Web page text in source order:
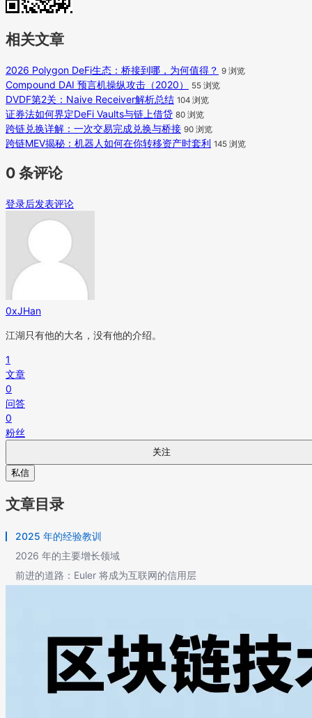
相关文章
2026 Polygon DeFi生态：桥接到哪，为何值得？ 9 浏览
Compound DAI 预言机操纵攻击（2020） 55 浏览
DVDF第2关：Naive Receiver解析总结 104 浏览
证券法如何界定DeFi Vaults与链上借贷 80 浏览
跨链兑换详解：一次交易完成兑换与桥接 90 浏览
跨链MEV揭秘：机器人如何在你转移资产时套利 145 浏览
0 条评论
登录后发表评论
0xJHan
江湖只有他的大名，没有他的介绍。
1
文章
0
问答
0
粉丝
关注
私信
文章目录
2025 年的经验教训
2026 年的主要增长领域
前进的道路：Euler 将成为互联网的信用层